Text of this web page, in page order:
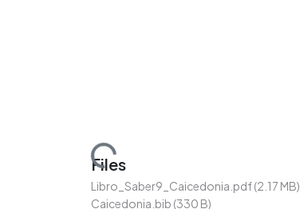
Loading...
Files
Libro_Saber9_Caicedonia.pdf(2.17 MB)
Caicedonia.bib (330 B)